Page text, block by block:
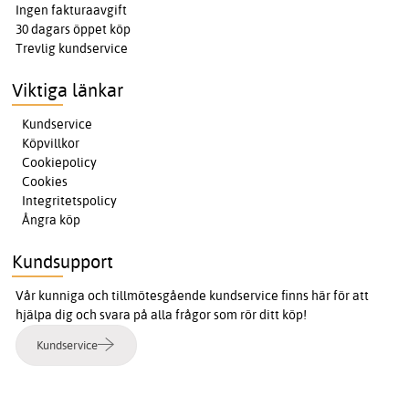
Ingen fakturaavgift
30 dagars öppet köp
Trevlig kundservice
Viktiga länkar
Kundservice
Köpvillkor
Cookiepolicy
Cookies
Integritetspolicy
Ångra köp
Kundsupport
Vår kunniga och tillmötesgående kundservice finns här för att
hjälpa dig och svara på alla frågor som rör ditt köp!
Kundservice